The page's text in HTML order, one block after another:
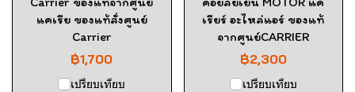
แคเรีย ของแท้สั่งศูนย์
Carrier
฿1,700
เปรียบเทียบ
เรียร์ อะไหล่แอร์ ของแท้
จากศูนย์CARRIER
฿2,300
เปรียบเทียบ